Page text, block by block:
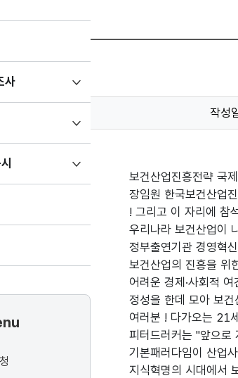
사하위메뉴
펼치기
펼치기
작성
보건산업진흥전략 국
장임원 한국보건산업
! 그리고 이 자리에 참
우리나라 보건산업이
정부출연기관 경영혁
보건산업의 진흥을 위
어려운 경제·사회적
정성을 한데 모아 보
여러분 ! 다가오는 21
피터드러커는 "앞으로
기본패러다임이 산업
지식혁명의 시대에서